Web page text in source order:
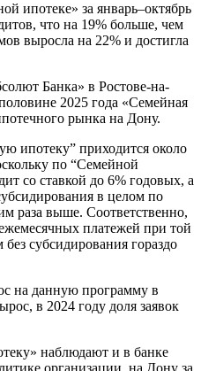
ипотеке» за январь–октябрь
что на 19% больше, чем
выросла на 22% и достигла
Банка» в Ростове-на-
2025 года «Семейная
рынка на Дону.
ипотеку” приходится около
по “Семейной
со ставкой до 6% годовых, а
в целом по
раза выше. Соответственно,
платежей при той
субсидирования гораздо
на данную программу в
в 2024 году доля заявок
наблюдают и в банке